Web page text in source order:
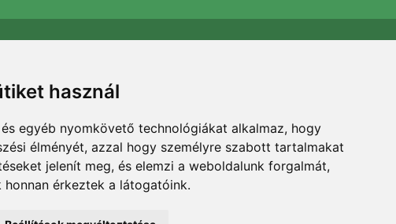
használ
egyéb nyomkövető technológiákat alkalmaz, hogy
élményét, azzal hogy személyre szabott tartalmakat
jelenít meg, és elemzi a weboldalunk forgalmát,
honnan érkeztek a látogatóink.
Minden megrendelésért ültetünk egy fát! Bővebben
Rólunk.